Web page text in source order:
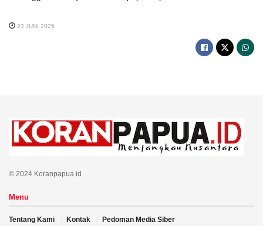
23 JUNI 2025
© 2024 Koranpapua.id
Menu
Tentang Kami Kontak Pedoman Media Siber